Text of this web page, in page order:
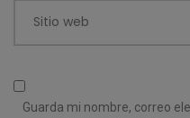
Sitio web
Guarda mi nombre, correo